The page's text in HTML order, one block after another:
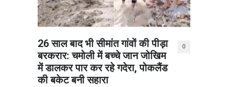
26 साल बाद भी सीमांत गांवों की पीड़ा
बरकरार: चमोली में बच्चे जान जोखिम
में डालकर पार कर रहे गदेरा, पोकलैंड
की बकेट बनी सहारा
0